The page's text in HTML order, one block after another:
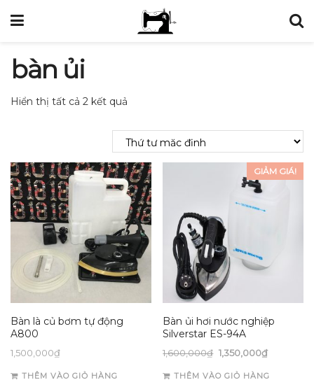
bàn ủi
Hiển thị tất cả 2 kết quả
Bàn là củ bơm tự động
A800
1,500,000₫
THÊM VÀO GIỎ HÀNG
GIẢM GIÁ!
Bàn ủi hơi nước nghiệp
Silverstar ES-94A
1,600,000₫ 1,350,000₫
THÊM VÀO GIỎ HÀNG